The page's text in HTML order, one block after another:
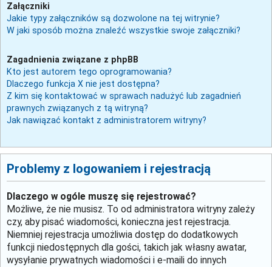
Załączniki
Jakie typy załączników są dozwolone na tej witrynie?
W jaki sposób można znaleźć wszystkie swoje załączniki?
Zagadnienia związane z phpBB
Kto jest autorem tego oprogramowania?
Dlaczego funkcja X nie jest dostępna?
Z kim się kontaktować w sprawach nadużyć lub zagadnień
prawnych związanych z tą witryną?
Jak nawiązać kontakt z administratorem witryny?
Problemy z logowaniem i rejestracją
Dlaczego w ogóle muszę się rejestrować?
Możliwe, że nie musisz. To od administratora witryny zależy
czy, aby pisać wiadomości, konieczna jest rejestracja.
Niemniej rejestracja umożliwia dostęp do dodatkowych
funkcji niedostępnych dla gości, takich jak własny awatar,
wysyłanie prywatnych wiadomości i e-maili do innych